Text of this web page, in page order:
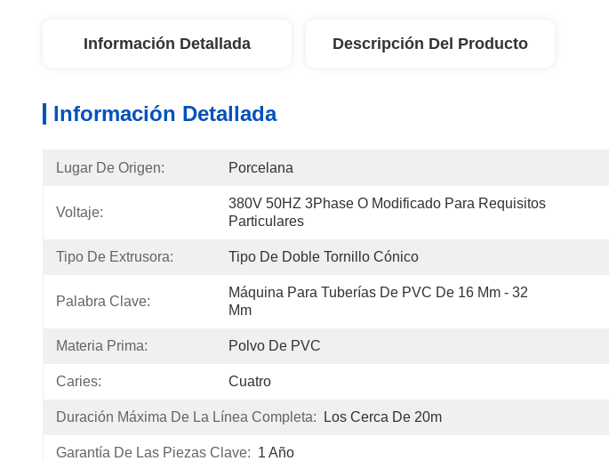
Información Detallada Descripción Del Producto
Información Detallada
Lugar De Origen: Porcelana
Voltaje:
380V 50HZ 3Phase O Modificado Para Requisitos
Particulares
Tipo De Extrusora: Tipo De Doble Tornillo Cónico
Palabra Clave:
Máquina Para Tuberías De PVC De 16 Mm - 32
Mm
Materia Prima: Polvo De PVC
Caries: Cuatro
Duración Máxima De La Línea Completa: Los Cerca De 20m
Garantía De Las Piezas Clave: 1 Año